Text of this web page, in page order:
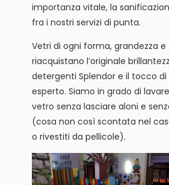
importanza vitale, la
fra i nostri servizi di punta.
Vetri di ogni forma, grandezza e
riacquistano l’originale
detergenti Splendor e il tocco di
esperto. Siamo in grado di
vetro senza lasciare aloni e
(cosa non così scontata nel
o rivestiti da pellicole).